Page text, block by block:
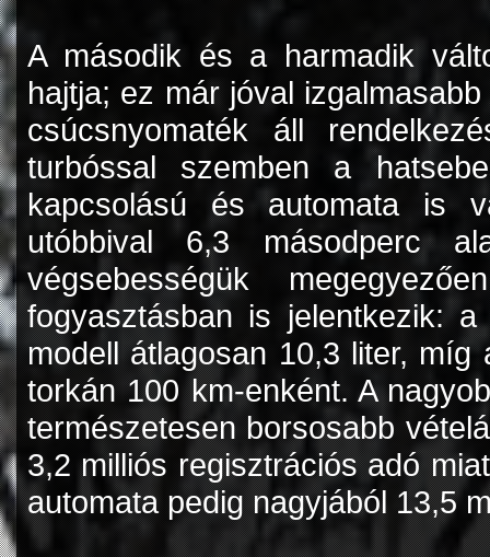
A második és a harmadik
hajtja; ez már jóval
csúcsnyomaték áll
turbóssal szemben a
kapcsolású és automata is
utóbbival 6,3 másodperc
végsebességük
fogyasztásban is jelentkezik:
modell átlagosan 10,3 liter,
torkán 100 km-enként. A
természetesen borsosabb
3,2 milliós regisztrációs adó
automata pedig nagyjából 13,5